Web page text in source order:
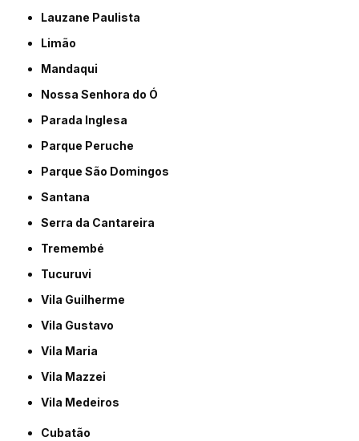
Lauzane Paulista
Limão
Mandaqui
Nossa Senhora do Ó
Parada Inglesa
Parque Peruche
Parque São Domingos
Santana
Serra da Cantareira
Tremembé
Tucuruvi
Vila Guilherme
Vila Gustavo
Vila Maria
Vila Mazzei
Vila Medeiros
Cubatão